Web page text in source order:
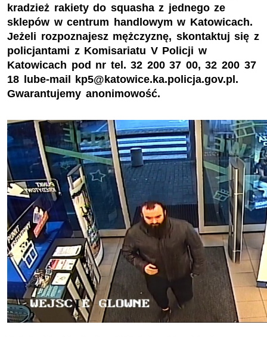
kradzież rakiety do squasha z jednego ze
sklepów w centrum handlowym w Katowicach.
Jeżeli rozpoznajesz mężczyznę, skontaktuj się z
policjantami z Komisariatu V Policji w
Katowicach pod nr tel. 32 200 37 00, 32 200 37
18 lube-mail kp5@katowice.ka.policja.gov.pl.
Gwarantujemy anonimowość.